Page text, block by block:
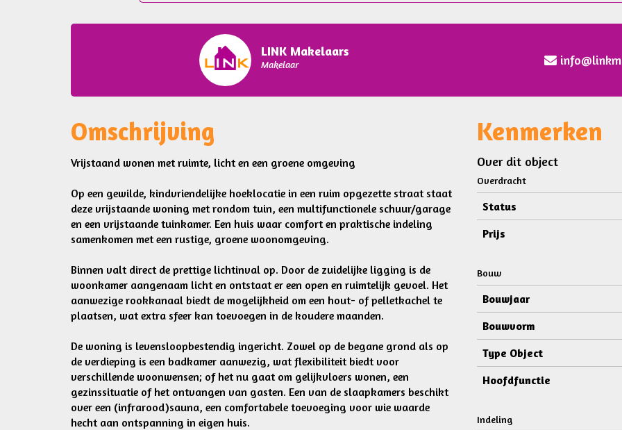
LINK Makelaars
Makelaar
Omschrijving
Vrijstaand wonen met ruimte, licht en een groene omgeving
Op een gewilde, kindvriendelijke hoeklocatie in een ruim opgezette straat staat
deze vrijstaande woning met rondom tuin, een multifunctionele schuur/garage
en een vrijstaande tuinkamer. Een huis waar comfort en praktische indeling
samenkomen met een rustige, groene woonomgeving.
Binnen valt direct de prettige lichtinval op. Door de zuidelijke ligging is de
woonkamer aangenaam licht en ontstaat er een open en ruimtelijk gevoel. Het
aanwezige rookkanaal biedt de mogelijkheid om een hout- of pelletkachel te
plaatsen, wat extra sfeer kan toevoegen in de koudere maanden.
De woning is levensloopbestendig ingericht. Zowel op de begane grond als op
de verdieping is een badkamer aanwezig, wat flexibiliteit biedt voor
verschillende woonwensen; of het nu gaat om gelijkvloers wonen, een
gezinssituatie of het ontvangen van gasten. Een van de slaapkamers beschikt
over een (infrarood)sauna, een comfortabele toevoeging voor wie waarde
hecht aan ontspanning in eigen huis.
Kenmerken
Over dit object
Overdracht
Status
Prijs
Bouw
Bouwjaar
Bouwvorm
Type Object
Hoofdfunctie
Indeling